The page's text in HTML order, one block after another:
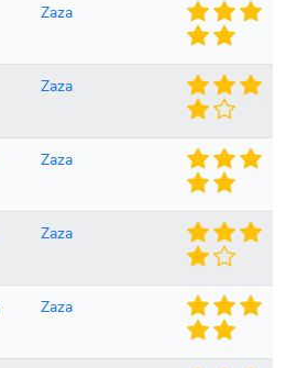
Zaza
Zaza
Zaza
Zaza
Zaza